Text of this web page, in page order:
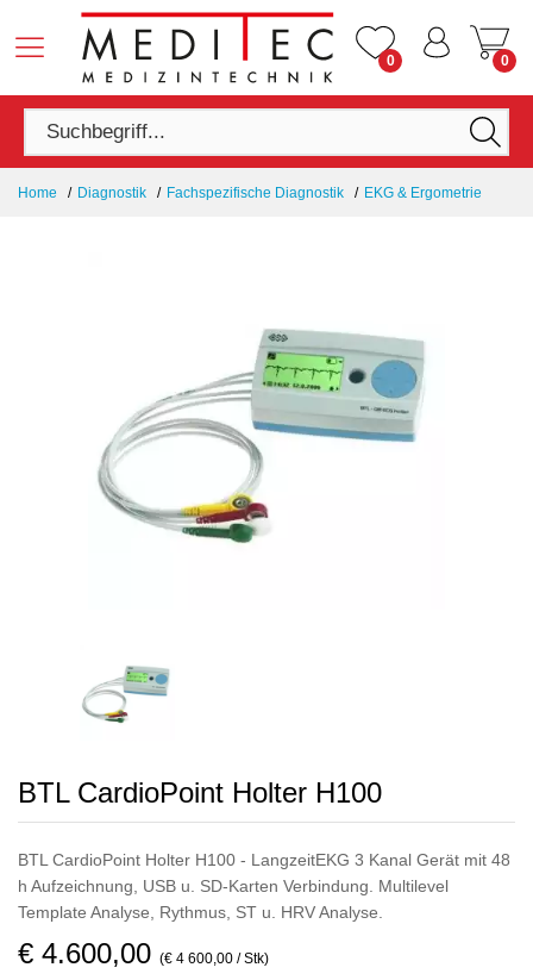
0 0
Home Diagnostik Fachspezifische Diagnostik EKG & Ergometrie
BTL CardioPoint Holter H100
BTL CardioPoint Holter H100 - LangzeitEKG 3 Kanal Gerät mit 48
h Aufzeichnung, USB u. SD-Karten Verbindung. Multilevel
Template Analyse, Rythmus, ST u. HRV Analyse.
€ 4.600,00 (€ 4 600,00 / Stk)